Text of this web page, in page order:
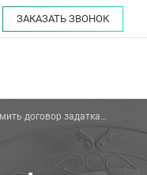
ЗАКАЗАТЬ ЗВОНОК
договор задатка